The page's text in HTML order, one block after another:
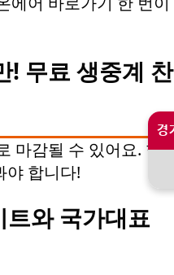
! 무료 생중계 찬
마감될 수 있어요. 한
야 합니다!
와 국가대표